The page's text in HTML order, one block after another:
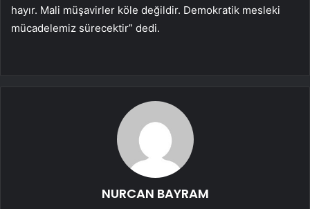
hayır. Mali müşavirler köle değildir. Demokratik mesleki
mücadelemiz sürecektir” dedi.
NURCAN BAYRAM